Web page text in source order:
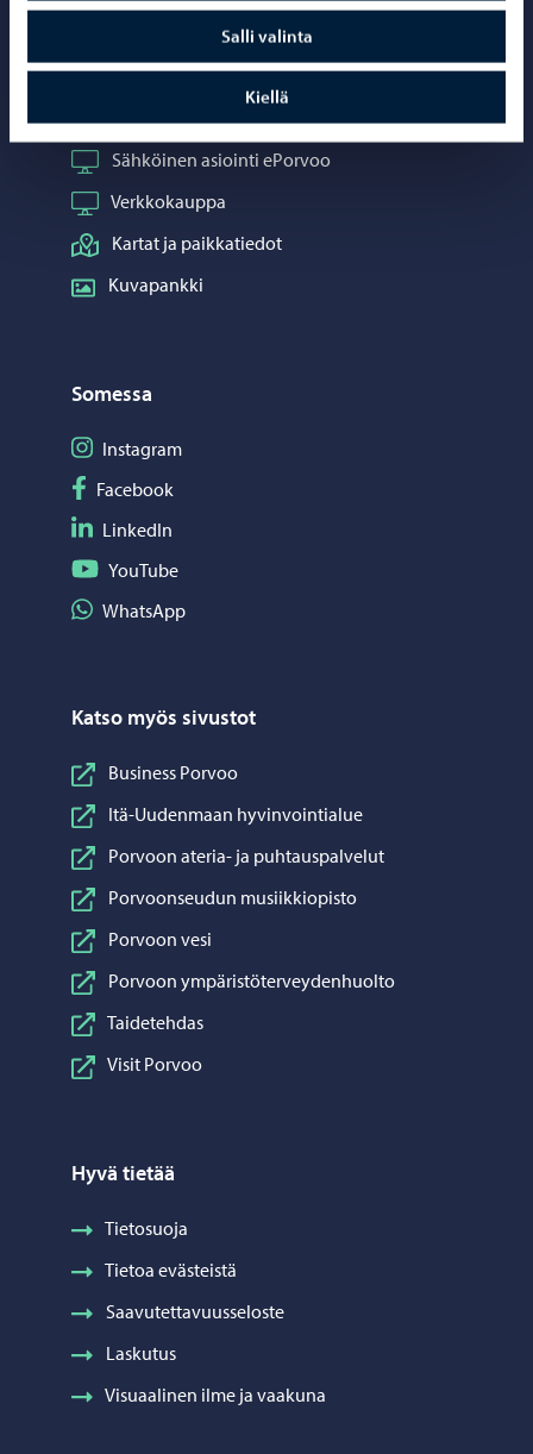
Salli valinta
Kiellä
Puhelinneuvonta: 020 692 250
Yhteystietohakemisto
Sähköinen asiointi ePorvoo
Verkkokauppa
Kartat ja paikkatiedot
Kuvapankki
Somessa
Seuraa Instagram
Instagram
Seuraa Facebook
Facebook
Seuraa LinkedIn
LinkedIn
Seuraa YouTube
YouTube
Jaa WhatsApp
WhatsApp
Katso myös sivustot
Business Porvoo
Itä-Uudenmaan hyvinvointialue
Porvoon ateria- ja puhtauspalvelut
Porvoonseudun musiikkiopisto
Porvoon vesi
Porvoon ympäristöterveydenhuolto
Taidetehdas
Visit Porvoo
Hyvä tietää
Tietosuoja
Tietoa evästeistä
Saavutettavuusseloste
Laskutus
Visuaalinen ilme ja vaakuna